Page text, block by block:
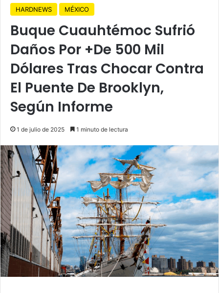
HARDNEWS MÉXICO
Buque Cuauhtémoc Sufrió
Daños Por +De 500 Mil
Dólares Tras Chocar Contra
El Puente De Brooklyn,
Según Informe
1 de julio de 2025 1 minuto de lectura